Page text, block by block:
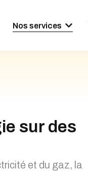
Nos services
sur des
et du gaz, la